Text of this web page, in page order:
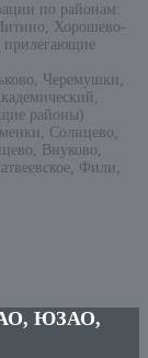
по районам:
Хорошево-
Черемушки,
районы)
Солнцево,
Внуково,
Фили,
ЮЗАО,